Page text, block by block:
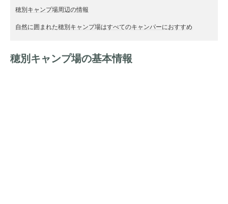
穂別キャンプ場周辺の情報
自然に囲まれた穂別キャンプ場はすべてのキャンパーにおすすめ
穂別キャンプ場の基本情報